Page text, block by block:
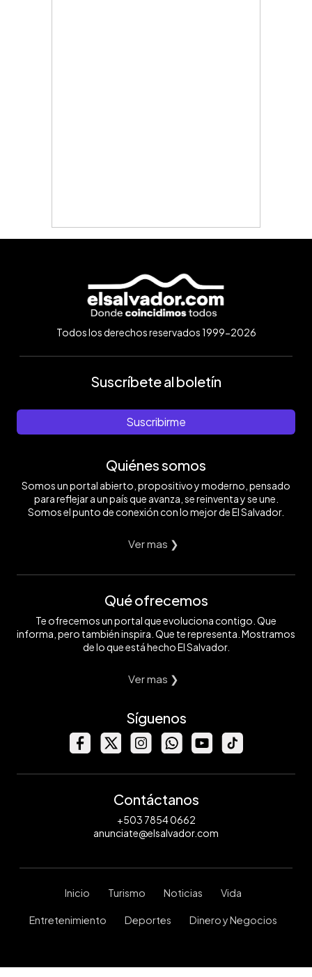
Todos los derechos reservados 1999-2026
Suscríbete al boletín
Suscribirme
Quiénes somos
Somos un portal abierto, propositivo y moderno, pensado
para reflejar a un país que avanza, se reinventa y se une.
Somos el punto de conexión con lo mejor de El Salvador.
Ver mas ❯
Qué ofrecemos
Te ofrecemos un portal que evoluciona contigo. Que
informa, pero también inspira. Que te representa. Mostramos
de lo que está hecho El Salvador.
Ver mas ❯
Síguenos
Contáctanos
+503 7854 0662
anunciate@elsalvador.com
Inicio Turismo Noticias Vida
Entretenimiento Deportes Dinero y Negocios